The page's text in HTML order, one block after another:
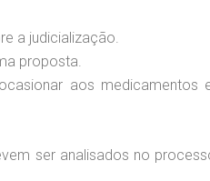
a judicialização.
proposta.
aos medicamentos
ser analisados no